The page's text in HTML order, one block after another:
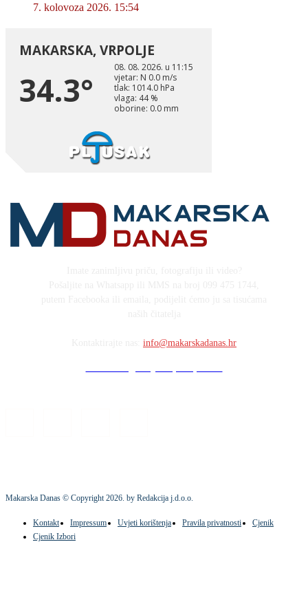
7. kolovoza 2026. 15:54
info@makarskadanas.hr
Makarska Danas © Copyright2026. by Redakcija j.d.o.o.
Kontakt Impressum Uvjeti korištenja Pravila privatnosti
Cjenik
Cjenik Izbori